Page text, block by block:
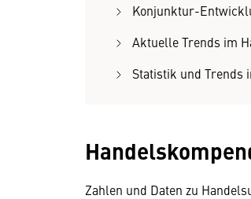
Konjunktur-
Aktuelle Trends im
Statistik und Trends
Zahlen und Daten zu